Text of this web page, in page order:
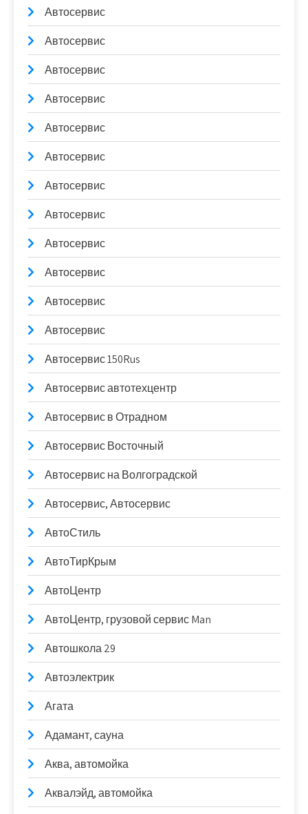
Автосервис
Автосервис
Автосервис
Автосервис
Автосервис
Автосервис
Автосервис
Автосервис
Автосервис
Автосервис
Автосервис
Автосервис
Автосервис 150Rus
Автосервис автотехцентр
Автосервис в Отрадном
Автосервис Восточный
Автосервис на Волгоградской
Автосервис, Автосервис
АвтоСтиль
АвтоТирКрым
АвтоЦентр
АвтоЦентр, грузовой сервис Man
Автошкола 29
Автоэлектрик
Агата
Адамант, сауна
Аква, автомойка
Аквалэйд, автомойка